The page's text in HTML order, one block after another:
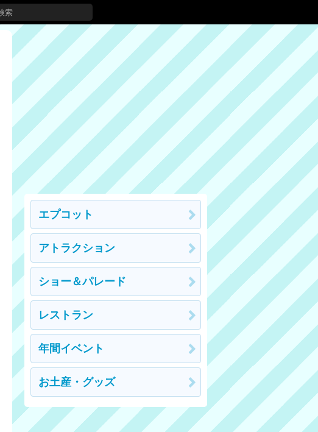
エプコット
アトラクション
ショー＆パレード
レストラン
年間イベント
お土産・グッズ